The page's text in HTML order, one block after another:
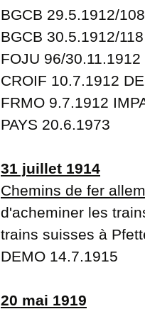
BGCB 29.5.1912/
BGCB 30.5.1912/118
FOJU 96/30.11.1912
CROIF 10.7.1912
FRMO 9.7.1912
PAYS 20.6.1973
31 juillet 1914
Chemins de fer
d'acheminer les
trains suisses à
DEMO 14.7.1915
20 mai 1919